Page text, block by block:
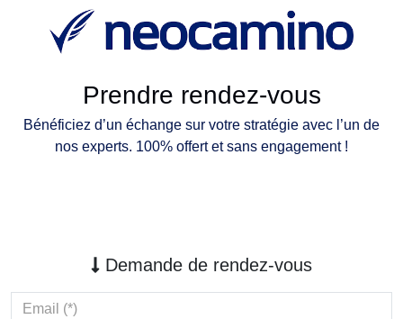
Prendre rendez-vous
Bénéficiez d’un échange sur votre stratégie avec l’un de
nos experts. 100% offert et sans engagement !
Demande de rendez-vous